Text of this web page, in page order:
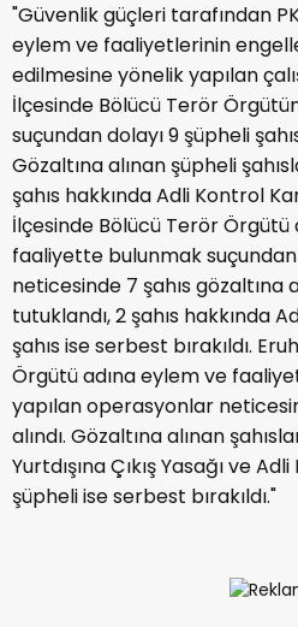
"Güvenlik güçleri tarafından
eylem ve faaliyetlerinin
edilmesine yönelik yapılan
İlçesinde Bölücü Terör
suçundan dolayı 9 şüpheli
Gözaltına alınan şüpheli
şahıs hakkında Adli Kontrol
İlçesinde Bölücü Terör Örgütü
faaliyette bulunmak
neticesinde 7 şahıs gözaltına
tutuklandı, 2 şahıs hakkında
şahıs ise serbest bırakıldı.
Örgütü adına eylem ve
yapılan operasyonlar
alındı. Gözaltına alınan
Yurtdışına Çıkış Yasağı ve
şüpheli ise serbest bırakıldı."